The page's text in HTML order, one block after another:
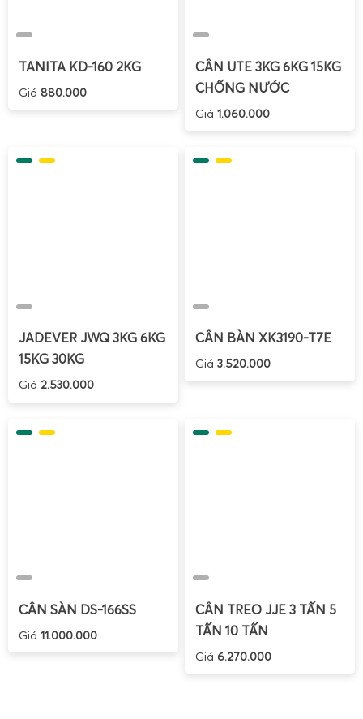
Trong trường hợp lỗi nghiêm trọng hơn, nên liên hệ với
dịch vụ kỹ thuật chuyên nghiệp để được hỗ trợ kịp thời.
TANITA KD-160 2KG
Giá 880.000
CÂN UTE 3KG 6KG 15KG
CHỐNG NƯỚC
Giá 1.060.000
JADEVER JWQ 3KG 6KG
15KG 30KG
Giá 2.530.000
CÂN BÀN XK3190-T7E
Giá 3.520.000
CÂN SÀN DS-166SS
Giá 11.000.000
CÂN TREO JJE 3 TẤN 5
TẤN 10 TẤN
Giá 6.270.000